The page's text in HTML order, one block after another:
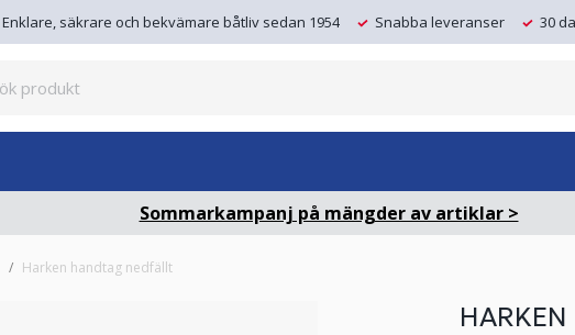
Enklare, säkrare och bekvämare båtliv sedan 1954 Snabba leveranser 30
Sommarkampanj på mängder av artiklar >
Harken handtag nedfällt
HARKEN